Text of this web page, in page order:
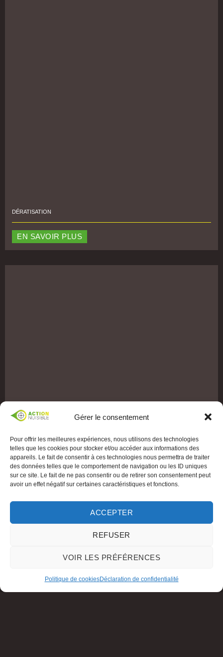
Gérer le consentement
Pour offrir les meilleures expériences, nous utilisons des technologies
telles que les cookies pour stocker et/ou accéder aux informations des
appareils. Le fait de consentir à ces technologies nous permettra de traiter
des données telles que le comportement de navigation ou les ID uniques
sur ce site. Le fait de ne pas consentir ou de retirer son consentement peut
avoir un effet négatif sur certaines caractéristiques et fonctions.
ACCEPTER
REFUSER
VOIR LES PRÉFÉRENCES
Politique de cookiesDéclaration de confidentialité
DÉRATISATION
EN SAVOIR PLUS